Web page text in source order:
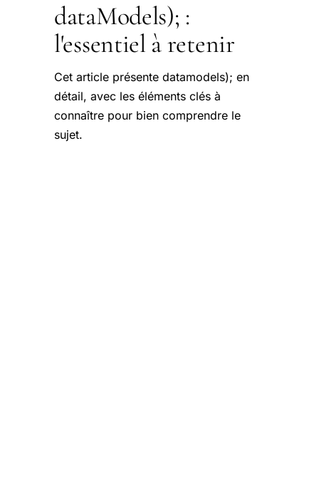
dataModels); :
l'essentiel à retenir
Cet article présente datamodels); en
détail, avec les éléments clés à
connaître pour bien comprendre le
sujet.